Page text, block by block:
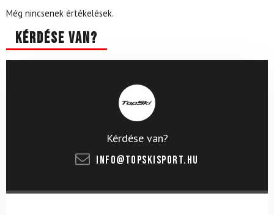
Még nincsenek értékelések.
Kérdése van?
Kérdése van?
info@topskisport.hu